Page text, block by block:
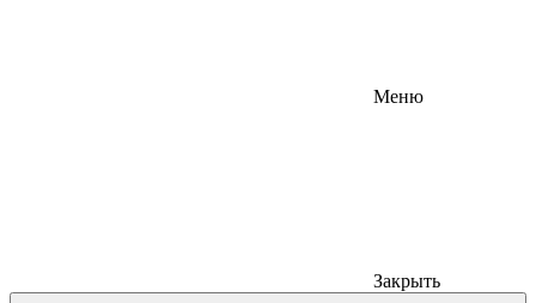
Меню
Закрыть